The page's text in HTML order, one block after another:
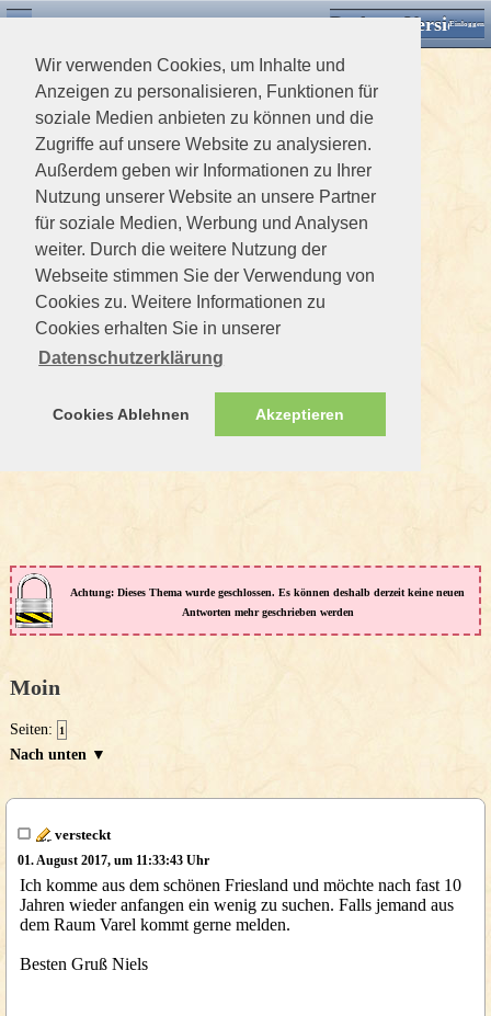
Wir verwenden Cookies, um Inhalte und
Anzeigen zu personalisieren, Funktionen für
soziale Medien anbieten zu können und die
Zugriffe auf unsere Website zu analysieren.
Außerdem geben wir Informationen zu Ihrer
Nutzung unserer Website an unsere Partner
für soziale Medien, Werbung und Analysen
weiter. Durch die weitere Nutzung der
Webseite stimmen Sie der Verwendung von
Cookies zu. Weitere Informationen zu
Cookies erhalten Sie in unserer
Datenschutzerklärung
Cookies Ablehnen Akzeptieren
Desktop VersionEinloggen
Achtung: Dieses Thema wurde geschlossen. Es können deshalb derzeit keine neuen
Antworten mehr geschrieben werden
Moin
Seiten: 1
Nach unten ▼
versteckt
01. August 2017, um 11:33:43 Uhr
Ich komme aus dem schönen Friesland und möchte nach fast 10
Jahren wieder anfangen ein wenig zu suchen. Falls jemand aus
dem Raum Varel kommt gerne melden.
Besten Gruß Niels